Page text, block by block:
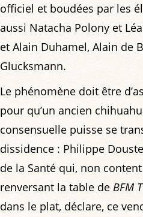
officiel et boudées par les
aussi Natacha Polony et
et Alain Duhamel, Alain de
Glucksmann.
Le phénomène doit être
pour qu’un ancien
consensuelle puisse se
dissidence : Philippe
de la Santé qui, non
renversant la table de BFM
dans le plat, déclare, ce